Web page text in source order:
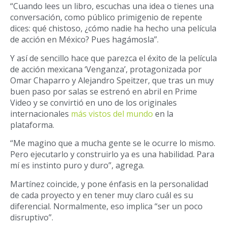
“Cuando lees un libro, escuchas una idea o tienes una
conversación, como público primigenio de repente
dices: qué chistoso, ¿cómo nadie ha hecho una película
de acción en México? Pues hagámosla”.
Y así de sencillo hace que parezca el éxito de la película
de acción mexicana ‘Venganza’, protagonizada por
Omar Chaparro y Alejandro Speitzer, que tras un muy
buen paso por salas se estrenó en abril en Prime
Video y se convirtió en uno de los originales
internacionales más vistos del mundo en la
plataforma.
“Me magino que a mucha gente se le ocurre lo mismo.
Pero ejecutarlo y construirlo ya es una habilidad. Para
mí es instinto puro y duro”, agrega.
Martínez coincide, y pone énfasis en la personalidad
de cada proyecto y en tener muy claro cuál es su
diferencial. Normalmente, eso implica “ser un poco
disruptivo”.